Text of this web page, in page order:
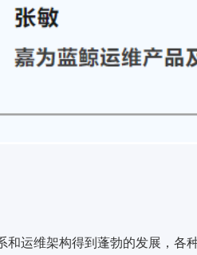
和运维架构得到蓬勃的发展，各